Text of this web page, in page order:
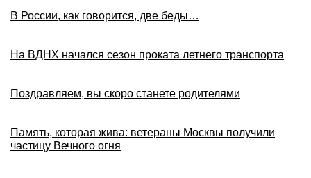
В России, как говорится, две беды…
На ВДНХ начался сезон проката летнего транспорта
Поздравляем, вы скоро станете родителями
Память, которая жива: ветераны Москвы получили
частицу Вечного огня